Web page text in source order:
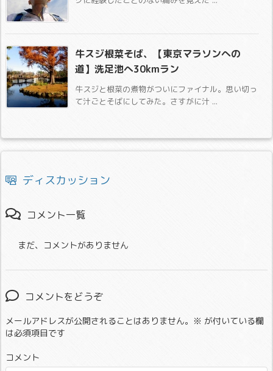
牛スジ根菜そば、【東京マラソンへの
道】洗足池へ30kmラン
牛スジと根菜の煮物がついにファイナル。思い切っ
て汁ごとそばにしてみた。さすがに汁 ...
ディスカッション
コメント一覧
まだ、コメントがありません
コメントをどうぞ
メールアドレスが公開されることはありません。 ※ が付いている欄
は必須項目です
コメント